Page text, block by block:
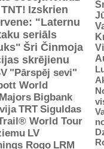
TNT! Izskrien
"Laternu
seriāls
Šri Činmoja
skrējienu
"Pārspēj sevi"
World
Bigbank
TRT Siguldas
World Tour
LV
Rogo LRM